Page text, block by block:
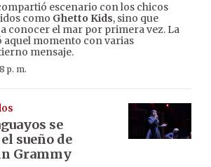
escenario con los chicos
como Ghetto Kids, sino que
conocer el mar por primera vez. La
momento con varias
mensaje.
p. m.
se
sueño de
Grammy